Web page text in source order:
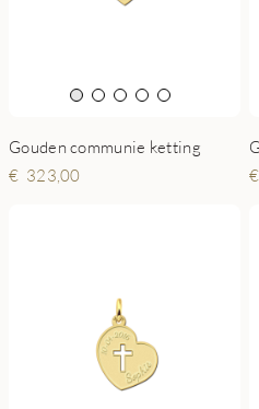
Gouden communie ketting
323,00